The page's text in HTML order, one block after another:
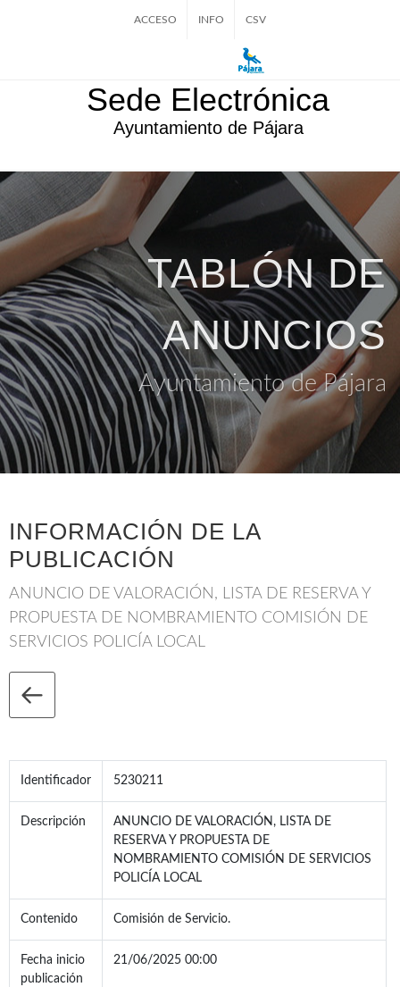
ACCESO INFO CSV
Sede Electrónica
Ayuntamiento de Pájara
TABLÓN DE
ANUNCIOS
Ayuntamiento de Pájara
INFORMACIÓN DE LA
PUBLICACIÓN
ANUNCIO DE VALORACIÓN, LISTA DE RESERVA Y
PROPUESTA DE NOMBRAMIENTO COMISIÓN DE
SERVICIOS POLICÍA LOCAL
Identificador 5230211
Descripción
ANUNCIO DE VALORACIÓN, LISTA DE
RESERVA Y PROPUESTA DE
NOMBRAMIENTO COMISIÓN DE SERVICIOS
POLICÍA LOCAL
Contenido Comisión de Servicio.
Fecha inicio
publicación
21/06/2025 00:00